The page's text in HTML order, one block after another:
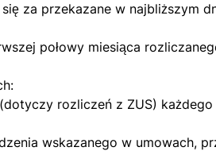
za przekazane w najbliższym
połowy miesiąca
rozliczeń z ZUS)
wskazanego w umowach,